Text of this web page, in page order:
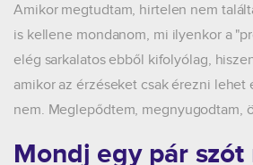
Amikor megtudtam, hirtelen nem
is kellene mondanom, mi ilyenkor a
elég sarkalatos ebből kifolyólag,
amikor az érzéseket csak érezni lehet
nem. Meglepődtem, megnyugodtam,
Mondj egy pár